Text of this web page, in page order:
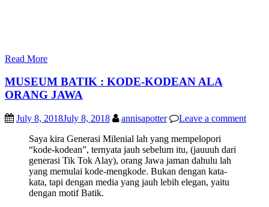
Read More
MUSEUM BATIK : KODE-KODEAN ALA
ORANG JAWA
July 8, 2018July 8, 2018 annisapotter
Leave a comment
Saya kira Generasi Milenial lah yang mempelopori
“kode-kodean”, ternyata jauh sebelum itu, (jauuuh dari
generasi Tik Tok Alay), orang Jawa jaman dahulu lah
yang memulai kode-mengkode. Bukan dengan kata-
kata, tapi dengan media yang jauh lebih elegan, yaitu
dengan motif Batik.